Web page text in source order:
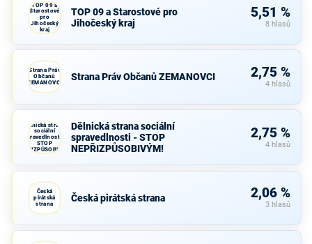
TOP 09 a
Starostové
pro
Jihočeský
kraj
TOP 09 a Starostové pro
Jihočeský kraj
5,51 %
8 hlasů
Strana Práv
Občanů
ZEMANOVCI
Strana Práv Občanů ZEMANOVCI 2,75 %
4 hlasů
Dělnická strana
sociální
spravedlnosti -
STOP
NEPŘIZPŮSOBIVÝM!
Dělnická strana sociální
spravedlnosti - STOP
NEPŘIZPŮSOBIVÝM!
2,75 %
4 hlasů
Česká
pirátská
strana
Česká pirátská strana 2,06 %
3 hlasů